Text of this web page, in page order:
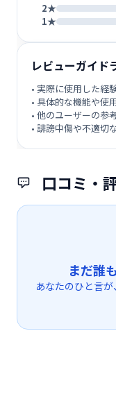
口コミ・
まだ誰
あなたのひと言
2★
1★
レビューガイド
• 実際に使用した経
• 具体的な機能や使
• 他のユーザーの参
• 誹謗中傷や不適切